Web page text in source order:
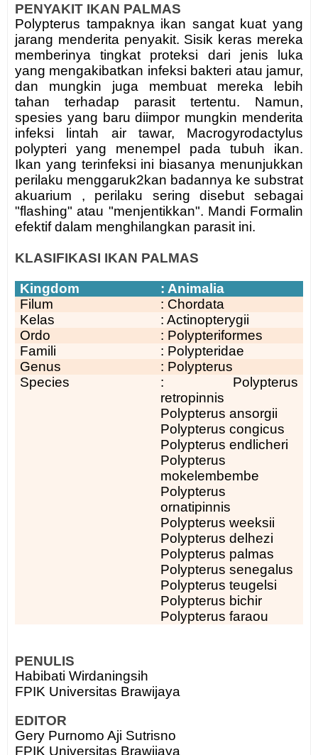
PENYAKIT IKAN PALMAS
Polypterus tampaknya ikan sangat kuat yang
jarang menderita penyakit. Sisik keras mereka
memberinya tingkat proteksi dari jenis luka
yang mengakibatkan infeksi bakteri atau jamur,
dan mungkin juga membuat mereka lebih
tahan terhadap parasit tertentu. Namun,
spesies yang baru diimpor mungkin menderita
infeksi lintah air tawar, Macrogyrodactylus
polypteri yang menempel pada tubuh ikan.
Ikan yang terinfeksi ini biasanya menunjukkan
perilaku menggaruk2kan badannya ke substrat
akuarium , perilaku sering disebut sebagai
"flashing" atau "menjentikkan". Mandi Formalin
efektif dalam menghilangkan parasit ini.
KLASIFIKASI IKAN PALMAS
Kingdom
: Animalia
Filum
: Chordata
Kelas
: Actinopterygii
Ordo
: Polypteriformes
Famili
: Polypteridae
Genus
: Polypterus
Species
: Polypterus
retropinnis
Polypterus ansorgii
Polypterus congicus
Polypterus endlicheri
Polypterus
mokelembembe
Polypterus
ornatipinnis
Polypterus weeksii
Polypterus delhezi
Polypterus palmas
Polypterus senegalus
Polypterus teugelsi
Polypterus bichir
Polypterus faraou
PENULIS
Habibati Wirdaningsih
FPIK Universitas Brawijaya
EDITOR
Gery Purnomo Aji Sutrisno
FPIK Universitas Brawijaya